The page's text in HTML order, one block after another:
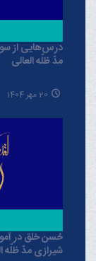
درس‌هایی از
مدّ ظلّه العالی
20 مهر 1404
حُسن خلق در
شیرازی مدّ ظلّه